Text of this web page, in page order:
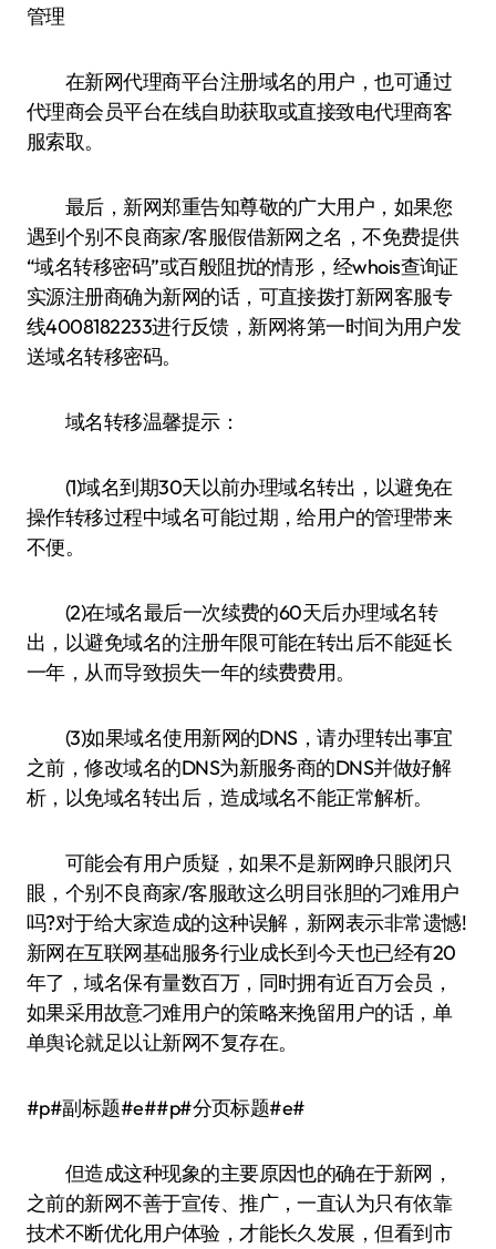
管理
在新网代理商平台注册域名的用户，也可通过
代理商会员平台在线自助获取或直接致电代理商客
服索取。
最后，新网郑重告知尊敬的广大用户，如果您
遇到个别不良商家/客服假借新网之名，不免费提供
“域名转移密码”或百般阻扰的情形，经whois查询证
实源注册商确为新网的话，可直接拨打新网客服专
线4008182233进行反馈，新网将第一时间为用户发
送域名转移密码。
域名转移温馨提示：
(1)域名到期30天以前办理域名转出，以避免在
操作转移过程中域名可能过期，给用户的管理带来
不便。
(2)在域名最后一次续费的60天后办理域名转
出，以避免域名的注册年限可能在转出后不能延长
一年，从而导致损失一年的续费费用。
(3)如果域名使用新网的DNS，请办理转出事宜
之前，修改域名的DNS为新服务商的DNS并做好解
析，以免域名转出后，造成域名不能正常解析。
可能会有用户质疑，如果不是新网睁只眼闭只
眼，个别不良商家/客服敢这么明目张胆的刁难用户
吗?对于给大家造成的这种误解，新网表示非常遗憾!
新网在互联网基础服务行业成长到今天也已经有20
年了，域名保有量数百万，同时拥有近百万会员，
如果采用故意刁难用户的策略来挽留用户的话，单
单舆论就足以让新网不复存在。
#p#副标题#e##p#分页标题#e#
但造成这种现象的主要原因也的确在于新网，
之前的新网不善于宣传、推广，一直认为只有依靠
技术不断优化用户体验，才能长久发展，但看到市